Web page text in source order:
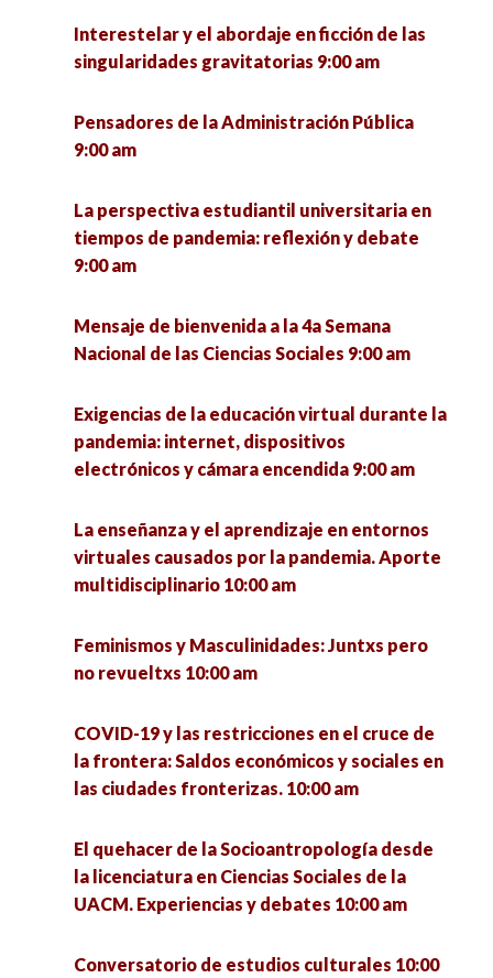
Interestelar y el abordaje en ficción de las
singularidades gravitatorias 9:00 am
Pensadores de la Administración Pública
9:00 am
La perspectiva estudiantil universitaria en
tiempos de pandemia: reflexión y debate
9:00 am
Mensaje de bienvenida a la 4a Semana
Nacional de las Ciencias Sociales 9:00 am
Exigencias de la educación virtual durante la
pandemia: internet, dispositivos
electrónicos y cámara encendida 9:00 am
La enseñanza y el aprendizaje en entornos
virtuales causados por la pandemia. Aporte
multidisciplinario 10:00 am
Feminismos y Masculinidades: Juntxs pero
no revueltxs 10:00 am
COVID-19 y las restricciones en el cruce de
la frontera: Saldos económicos y sociales en
las ciudades fronterizas. 10:00 am
El quehacer de la Socioantropología desde
la licenciatura en Ciencias Sociales de la
UACM. Experiencias y debates 10:00 am
Conversatorio de estudios culturales 10:00